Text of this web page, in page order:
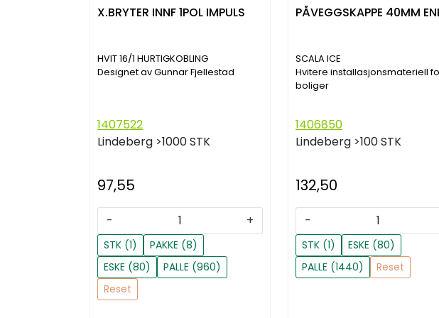
X.BRYTER INNF 1POL IMPULS
HVIT 16/1 HURTIGKOBLING
Designet av Gunnar Fjellestad
1407522
Lindeberg >1000 STK
97,55
- +
STK (1)
PAKKE (8)
ESKE (80)
PALLE (960)
Reset
PÅVEGGSKAPPE 40MM
SCALA ICE
Hvitere installasjonsmateriell
boliger
1406850
Lindeberg >100 STK
132,50
-
STK (1)
ESKE (80)
PALLE (1440)
Reset